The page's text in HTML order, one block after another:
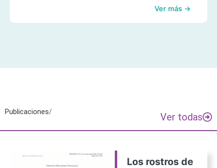
Ver más →
Publicaciones/ Ver todas
Los rostros de